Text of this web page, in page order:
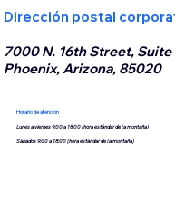
Dirección postal
7000 N. 16th Street, Suite
Phoenix, Arizona, 85020
Horario de atención
Lunes a viernes 9:00 a 18:00 (hora estándar de la montaña)
Sábados 9:00 a 18:00 (hora estándar de la montaña)